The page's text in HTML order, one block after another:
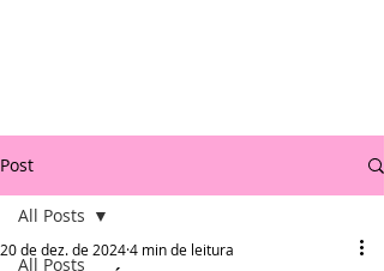
Post
All Posts
All Posts
20 de dez. de 20244 min de leitura